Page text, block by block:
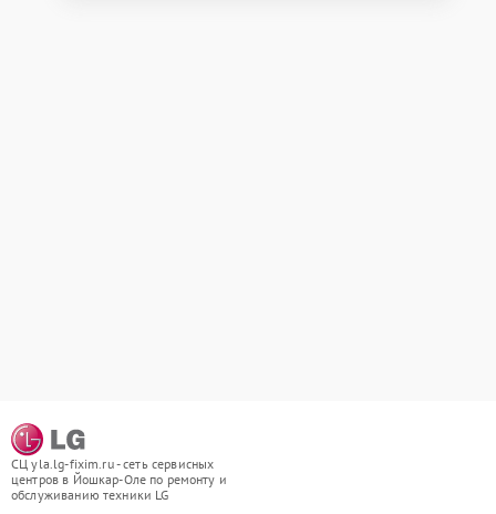
СЦ yla.lg-fixim.ru - сеть сервисных
центров в Йошкар-Оле по ремонту и
обслуживанию техники LG